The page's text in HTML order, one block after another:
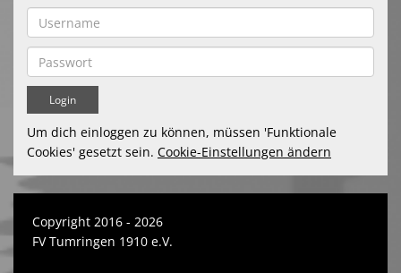
Um dich einloggen zu können, müssen 'Funktionale
Cookies' gesetzt sein. Cookie-Einstellungen ändern
Copyright 2016 - 2026
FV Tumringen 1910 e.V.